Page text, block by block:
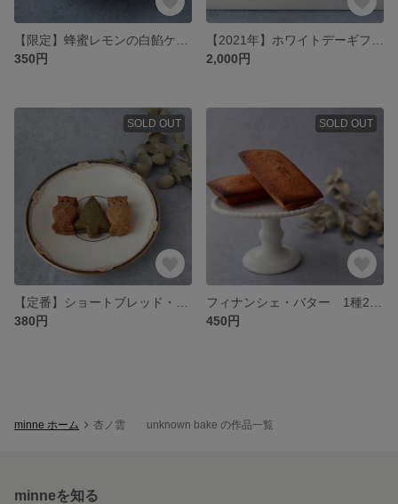
350円
2,000円
SOLD OUT
380円
SOLD OUT
450円
minne ホーム 杏ノ雲 unknown bake の作品一覧
minneを知る